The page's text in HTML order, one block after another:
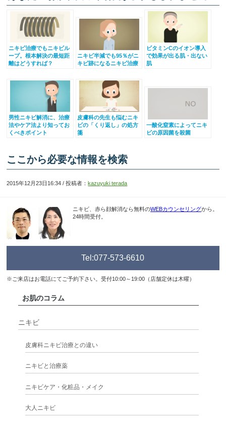
ニキビ治療でもニキビル
ープ。根本解決の最短距
離はどうすれば？
ニキビ半減でも95％がニ
キビ跡になるニキビ治療
ビタミンCのイオン導入
で効果が出る肌・出ない
肌
男性ニキビ解消に、治療
法やケア法より知ってお
くべきポイント
皮膚科の先生も悩むニキ
ビの「くり返し」の処方
箋
一酸化窒素によってニキ
ビの原因菌を殺菌
ここから必要な情報を検索
2015年12月23日16:34 / 投稿者： kazuyuki terada
ニキビ、赤ら顔解消なら無料のWEBカウンセリングから。
24時間受付。
Tel:077-573-6610
※ご来店はお電話にてご予約下さい。受付10:00～19:00（店舗定休は木曜）
お肌のコラム
ニキビ
皮膚科ニキビ治療との違い
ニキビと治療薬
ニキビケア・化粧品・メイク
大人ニキビ